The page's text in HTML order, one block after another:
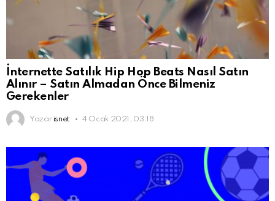
İnternette Satılık Hip Hop Beats Nasıl Satın
Alınır – Satın Almadan Önce Bilmeniz
Gerekenler
Yazar isnet 4 Ocak 2021, 03:18